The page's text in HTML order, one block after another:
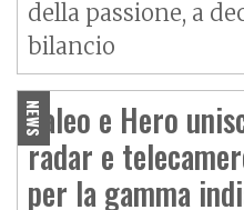
della passione, a
bilancio
NEWS
Valeo e Hero
radar e
per la gamma